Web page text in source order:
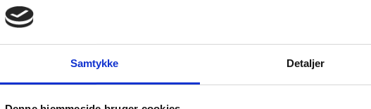
Samtykke Detaljer
Civic freedom